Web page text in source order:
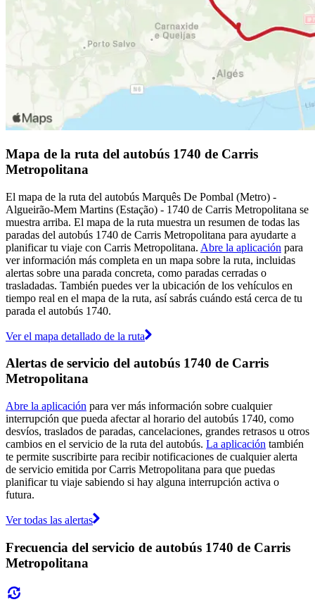
Mapa de la ruta del autobús 1740 de Carris
Metropolitana
El mapa de la ruta del autobús Marquês De Pombal (Metro) -
Algueirão-Mem Martins (Estação) - 1740 de Carris Metropolitana se
muestra arriba. El mapa de la ruta muestra un resumen de todas las
paradas del autobús 1740 de Carris Metropolitana para ayudarte a
planificar tu viaje con Carris Metropolitana. Abre la aplicación para
ver información más completa en un mapa sobre la ruta, incluidas
alertas sobre una parada concreta, como paradas cerradas o
trasladadas. También puedes ver la ubicación de los vehículos en
tiempo real en el mapa de la ruta, así sabrás cuándo está cerca de tu
parada el autobús 1740.
Ver el mapa detallado de la ruta
Alertas de servicio del autobús 1740 de Carris
Metropolitana
Abre la aplicación para ver más información sobre cualquier
interrupción que pueda afectar al horario del autobús 1740, como
desvíos, traslados de paradas, cancelaciones, grandes retrasos u otros
cambios en el servicio de la ruta del autobús. La aplicación también
te permite suscribirte para recibir notificaciones de cualquier alerta
de servicio emitida por Carris Metropolitana para que puedas
planificar tu viaje sabiendo si hay alguna interrupción activa o
futura.
Ver todas las alertas
Frecuencia del servicio de autobús 1740 de Carris
Metropolitana